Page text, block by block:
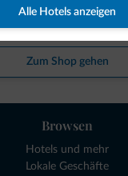
Alle Hotels anzeigen
Zum Shop gehen
Browsen
Hotels und mehr
Lokale Geschäfte